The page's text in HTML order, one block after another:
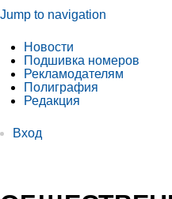
Jump to navigation
Новости
Подшивка номеров
Рекламодателям
Полиграфия
Редакция
Вход